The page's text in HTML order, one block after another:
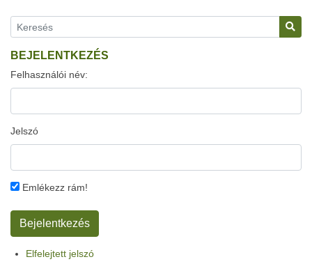
BEJELENTKEZÉS
Felhasználói név:
Jelszó
Emlékezz rám!
Elfelejtett jelszó